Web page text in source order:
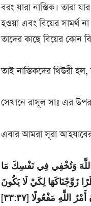
বরং যারা নাস্তিক। তারা
হওয়া এবং বিয়ের সামর্থ
তাদের কাছে বিয়ের কোন
তাই নাস্তিকদের থিউরী
সেখানে রাসূল সাঃ এর
এবার আমরা সূরা
وَتُخْفِي فِي نَفْسِكَ مَا
زَوَّجْنَاكَهَا لِكَيْ لَا يَكُونَ
مَفْعُولًا [٣٣:٣٧]